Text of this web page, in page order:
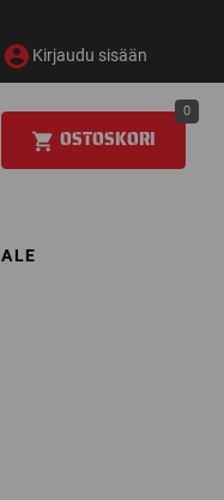
Kirjaudu sisään
OSTOSKORI
0
ALE